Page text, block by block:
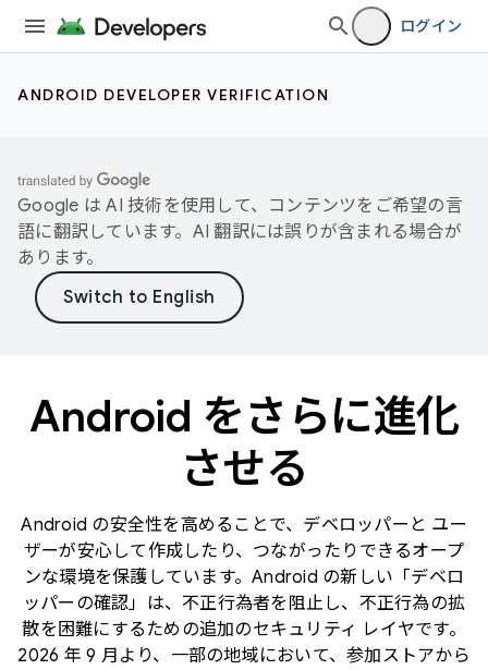
ログイン
ANDROID DEVELOPER VERIFICATION
Google は AI 技術を使用して、コンテンツをご希望の言
語に翻訳しています。AI 翻訳には誤りが含まれる場合が
あります。
Android をさらに進化
させる
Android の安全性を高めることで、デベロッパーと ユー
ザーが安心して作成したり、つながったりできるオープ
ンな環境を保護しています。Android の新しい「デベロ
ッパーの確認」は、不正行為者を阻止し、不正行為の拡
散を困難にするための追加のセキュリティ レイヤです。
2026 年 9 月より、一部の地域において、参加ストアから